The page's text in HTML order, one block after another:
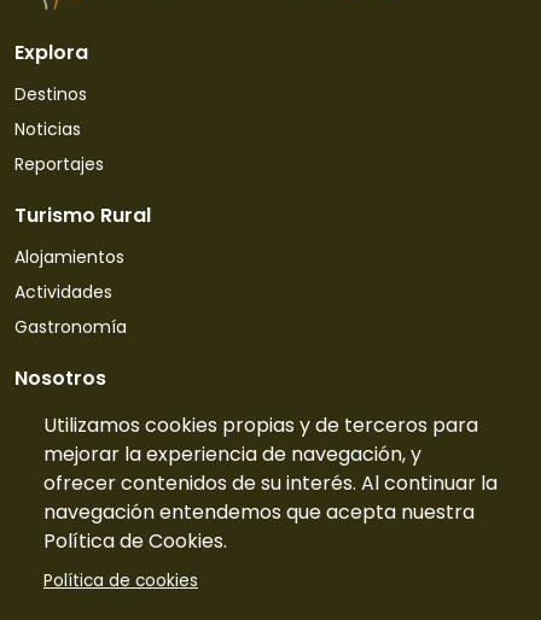
Utilizamos cookies propias y de terceros para
mejorar la experiencia de navegación, y
ofrecer contenidos de su interés. Al continuar la
navegación entendemos que acepta nuestra
Política de Cookies.
Política de cookies
Explora
Destinos
Noticias
Reportajes
Turismo Rural
Alojamientos
Actividades
Gastronomía
Nosotros
Quiénes somos
Contacto
Tarifas
Preguntas frecuentes
Información